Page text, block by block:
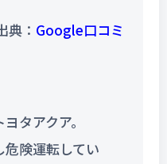
典： Google口コミ
タアクア。
険運転してい